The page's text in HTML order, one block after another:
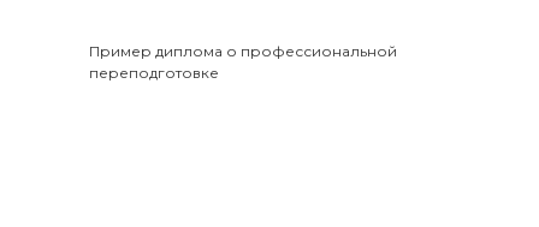
Пример диплома о профессиональной
переподготовке